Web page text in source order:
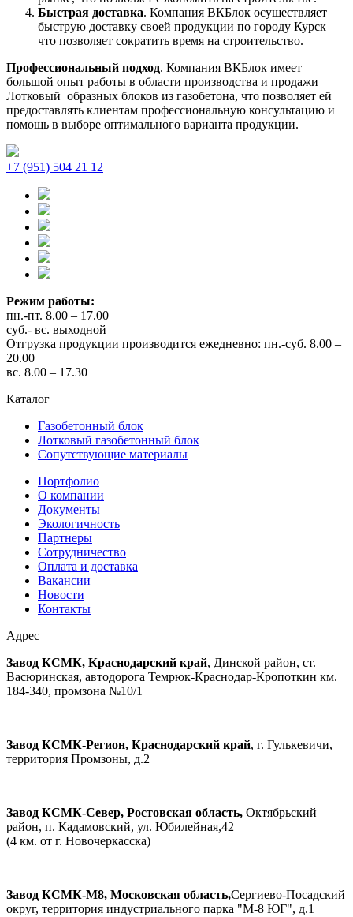
Быстрая доставка. Компания ВКБлок осуществляет
быструю доставку своей продукции по городу Курск
что позволяет сократить время на строительство.
Профессиональный подход. Компания ВКБлок имеет
большой опыт работы в области производства и продажи
Лотковый образных блоков из газобетона, что позволяет ей
предоставлять клиентам профессиональную консультацию и
помощь в выборе оптимального варианта продукции.
+7 (951) 504 21 12
Режим работы:
пн.-пт. 8.00 – 17.00
суб.- вс. выходной
Отгрузка продукции производится ежедневно: пн.-суб. 8.00 –
20.00
вс. 8.00 – 17.30
Каталог
Газобетонный блок
Лотковый газобетонный блок
Сопутствующие материалы
Портфолио
О компании
Документы
Экологичность
Партнеры
Сотрудничество
Оплата и доставка
Вакансии
Новости
Контакты
Адрес
Завод КСМК, Краснодарский край, Динской район, ст.
Васюринская, автодорога Темрюк-Краснодар-Кропоткин км.
184-340, промзона №10/1
Завод КСМК-Регион, Краснодарский край, г. Гулькевичи,
территория Промзоны, д.2
Завод КСМК-Север, Ростовская область, Октябрьский
район, п. Кадамовский, ул. Юбилейная,42
(4 км. от г. Новочеркасска)
Завод КСМК-М8, Московская область,Сергиево-Посадский
округ, территория индустриального парка "М-8 ЮГ", д.1